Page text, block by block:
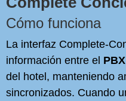
Cómo funciona
La interfaz Complete-
información entre el
del hotel, manteniendo
sincronizados. Cuando